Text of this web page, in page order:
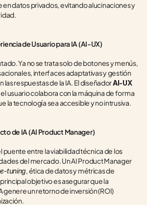
datos privados, evitando alucinaciones y
de Usuario para IA (AI-UX)
Ya no se trata solo de botones y menús,
interfaces adaptativas y gestión
las respuestas de la IA. El diseñador AI-UX
usuario colabora con la máquina de forma
la tecnología sea accesible y no intrusiva.
de IA (AI Product Manager)
puente entre la viabilidad técnica de los
del mercado. Un AI Product Manager
tuning, ética de datos y métricas de
objetivo es asegurar que la
un retorno de inversión (ROI)